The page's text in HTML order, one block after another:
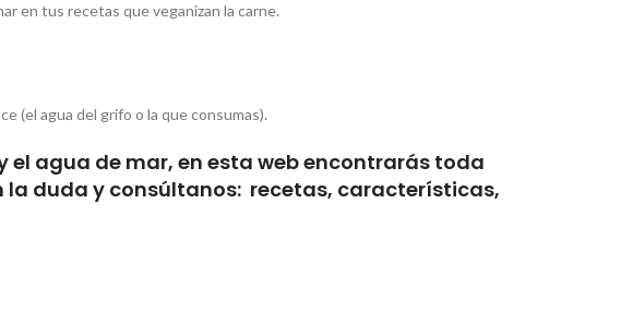
en tus recetas que veganizan la carne.
(el agua del grifo o la que consumas).
el agua de mar, en esta web encontrarás toda
duda y consúltanos: recetas, características,